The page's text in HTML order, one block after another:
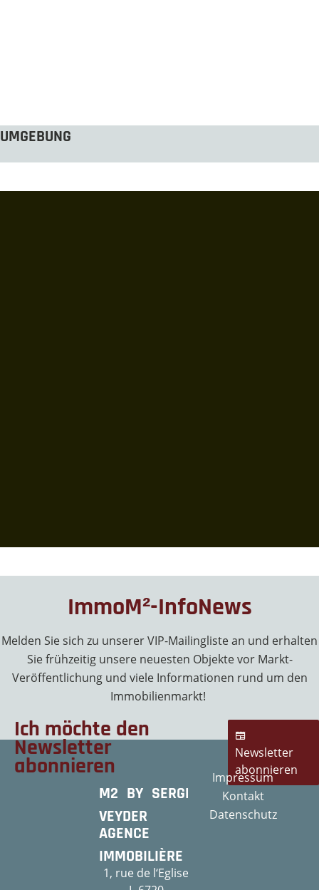
UMGEBUNG
ImmoM²-InfoNews
Melden Sie sich zu unserer VIP-Mailingliste an und erhalten
Sie frühzeitig unsere neuesten Objekte vor Markt-
Veröffentlichung und viele Informationen rund um den
Immobilienmarkt!
Ich möchte den
Newsletter
abonnieren
Newsletter
abonnieren
M2 BY SERGE
VEYDER
AGENCE
IMMOBILIÈRE
1, rue de l‘Eglise
Impressum
Kontakt
Datenschutz